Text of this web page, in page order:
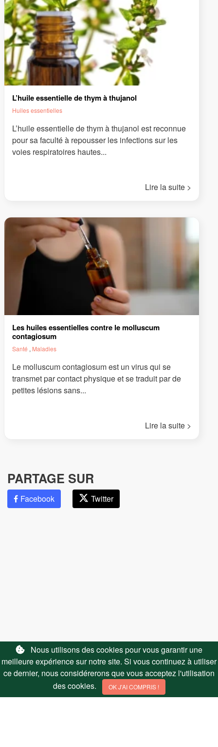
L’huile essentielle de thym à thujanol
Huiles essentielles
L’huile essentielle de thym à thujanol est reconnue
pour sa faculté à repousser les infections sur les
voies respiratoires hautes...
Lire la suite >
Les huiles essentielles contre le molluscum
contagiosum
Santé , Maladies
Le molluscum contagiosum est un virus qui se
transmet par contact physique et se traduit par de
petites lésions sans...
Lire la suite >
PARTAGE SUR
Facebook Twitter
LIENS UTILES
Nous contacter
Affiliation
SUIVEZ NOUS
Nous utilisons des cookies pour vous garantir une
meilleure expérience sur notre site. Si vous continuez à utiliser
ce dernier, nous considérerons que vous acceptez l'utilisation
des cookies.
OK J'AI COMPRIS !